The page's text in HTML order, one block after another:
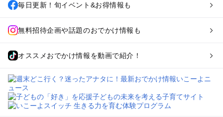
毎日更新！旬イベント&お得情報も
無料招待企画や話題のおでかけ情報も
オススメおでかけ情報を動画で紹介！